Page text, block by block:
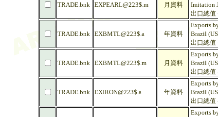
TRADE.bnk EXPEARL@223$.m 月資料
Imitation
出口總值
TRADE.bnk EXBMTL@223$.a 年資料
Exports
Brazil
出口總值
TRADE.bnk EXBMTL@223$.m 月資料
Exports
Brazil
出口總值
TRADE.bnk EXIRON@223$.a 年資料
Exports
Brazil
出口總值
Exports